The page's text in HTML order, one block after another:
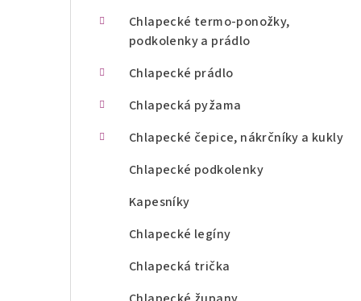
Chlapecké termo-ponožky,
podkolenky a prádlo
Chlapecké prádlo
Chlapecká pyžama
Chlapecké čepice, nákrčníky a kukly
Chlapecké podkolenky
Kapesníky
Chlapecké legíny
Chlapecká trička